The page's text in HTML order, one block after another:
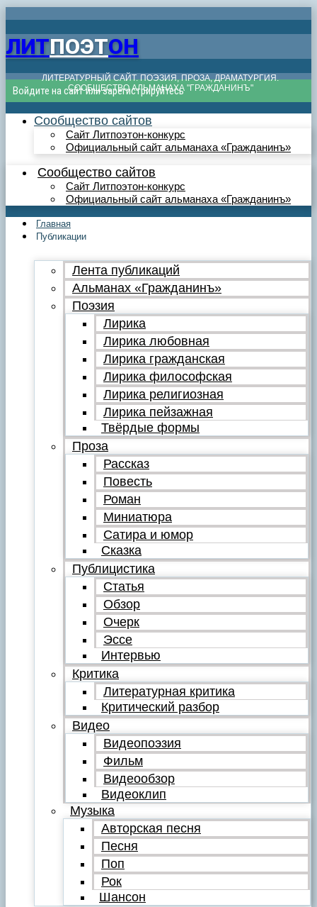
ЛИТПОЭТОН
ЛИТЕРАТУРНЫЙ САЙТ. ПОЭЗИЯ, ПРОЗА, ДРАМАТУРГИЯ.
СООБЩЕСТВО АЛЬМАНАХА "ГРАЖДАНИНЪ"
Войдите на сайт или зарегистрируйтесь
Сообщество сайтов
Сайт Литпоэтон-конкурс
Официальный сайт альманаха «Гражданинъ»
Сообщество сайтов
Сайт Литпоэтон-конкурс
Официальный сайт альманаха «Гражданинъ»
Главная
Публикации
Лента публикаций
Альманах «Гражданинъ»
Поэзия
Лирика
Лирика любовная
Лирика гражданская
Лирика философская
Лирика религиозная
Лирика пейзажная
Твёрдые формы
Проза
Рассказ
Повесть
Роман
Миниатюра
Сатира и юмор
Сказка
Публицистика
Статья
Обзор
Очерк
Эссе
Интервью
Критика
Литературная критика
Критический разбор
Видео
Видеопоэзия
Фильм
Видеообзор
Видеоклип
Музыка
Авторская песня
Песня
Поп
Рок
Шансон